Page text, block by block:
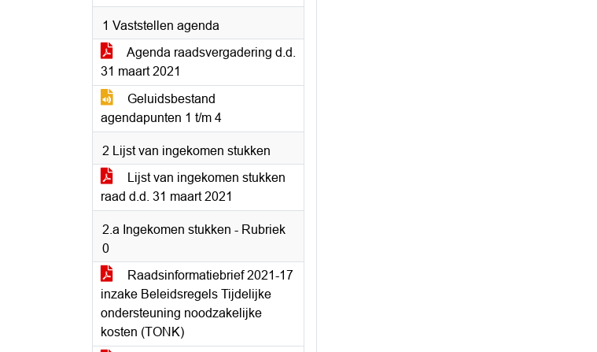
1 Vaststellen agenda
Agenda raadsvergadering d.d.
31 maart 2021
Geluidsbestand
agendapunten 1 t/m 4
2 Lijst van ingekomen stukken
Lijst van ingekomen stukken
raad d.d. 31 maart 2021
2.a Ingekomen stukken - Rubriek
0
Raadsinformatiebrief 2021-17
inzake Beleidsregels Tijdelijke
ondersteuning noodzakelijke
kosten (TONK)